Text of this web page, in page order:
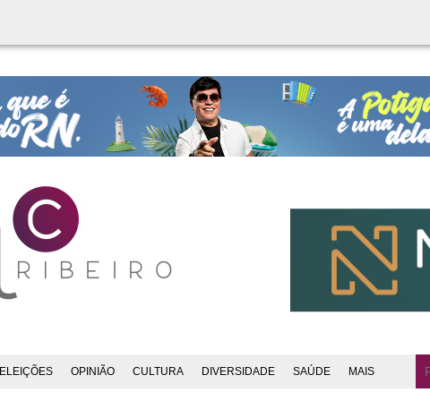
ELEIÇÕES OPINIÃO CULTURA DIVERSIDADE SAÚDE MAIS